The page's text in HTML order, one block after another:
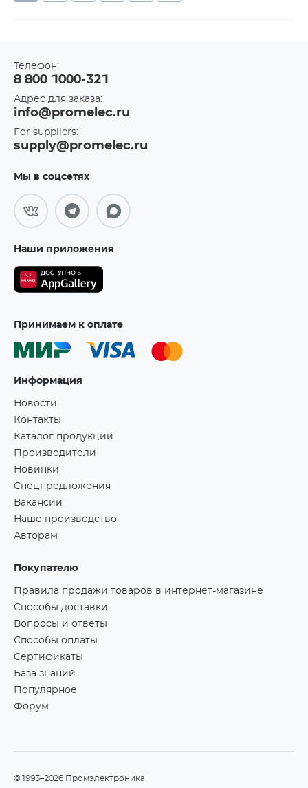
Телефон:
8 800 1000-321
Адрес для заказа:
info@promelec.ru
For suppliers:
supply@promelec.ru
Мы в соцсетях
Наши приложения
Принимаем к оплате
Информация
Новости
Контакты
Каталог продукции
Производители
Новинки
Спецпредложения
Вакансии
Наше производство
Авторам
Покупателю
Правила продажи товаров в интернет-магазине
Способы доставки
Вопросы и ответы
Способы оплаты
Сертификаты
База знаний
Популярное
Форум
©1993–2026 Промэлектроника